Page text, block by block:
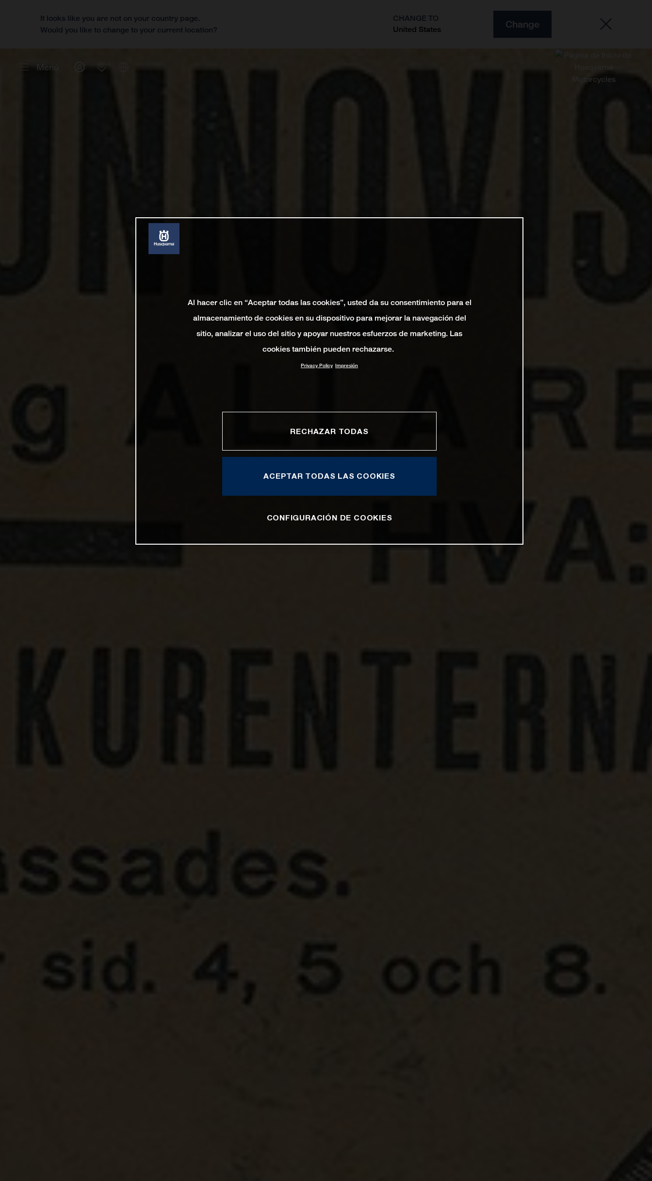
It looks like you are not on your country page.
Would you like to change to your current location?
CHANGE TO
United States
Change
Menú
Al hacer clic en “Aceptar todas las cookies”, usted da su consentimiento para el
almacenamiento de cookies en su dispositivo para mejorar la navegación del
sitio, analizar el uso del sitio y apoyar nuestros esfuerzos de marketing. Las
cookies también pueden rechazarse.
Privacy Policy Impresión
RECHAZAR TODAS
ACEPTAR TODAS LAS COOKIES
CONFIGURACIÓN DE COOKIES